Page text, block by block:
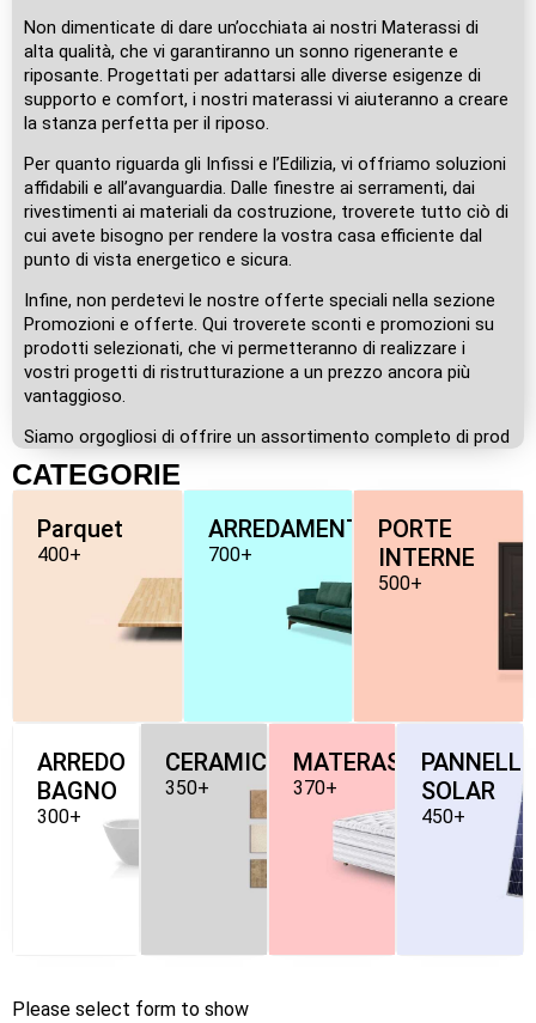
Non dimenticate di dare un’occhiata ai nostri Materassi di
alta qualità, che vi garantiranno un sonno rigenerante e
riposante. Progettati per adattarsi alle diverse esigenze di
supporto e comfort, i nostri materassi vi aiuteranno a creare
la stanza perfetta per il riposo.
Per quanto riguarda gli Infissi e l’Edilizia, vi offriamo soluzioni
affidabili e all’avanguardia. Dalle finestre ai serramenti, dai
rivestimenti ai materiali da costruzione, troverete tutto ciò di
cui avete bisogno per rendere la vostra casa efficiente dal
punto di vista energetico e sicura.
Infine, non perdetevi le nostre offerte speciali nella sezione
Promozioni e offerte. Qui troverete sconti e promozioni su
prodotti selezionati, che vi permetteranno di realizzare i
vostri progetti di ristrutturazione a un prezzo ancora più
vantaggioso.
Siamo orgogliosi di offrire un assortimento completo di prod
CATEGORIE
Parquet
400+
ARREDAMENTO
700+
PORTE
INTERNE
500+
ARREDO
BAGNO
300+
CERAMICHE
350+
MATERASSI
370+
PANNELLI-
SOLAR
450+
Please select form to show